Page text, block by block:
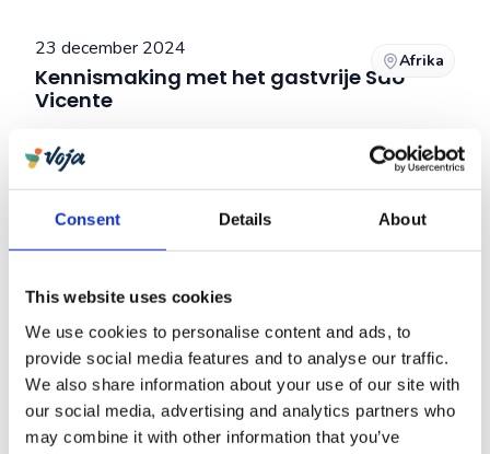
Consent Details About
This website uses cookies
We use cookies to personalise content and ads, to
provide social media features and to analyse our traffic.
We also share information about your use of our site with
our social media, advertising and analytics partners who
may combine it with other information that you’ve
Afrika
23 december 2024
Kennismaking met het gastvrije São
Vicente
Lead Digital & Innovation
11 december 2024
Verkenning van Tenerife: vulkanen,
cultuur en carnaval
Lara
Reisredacteur